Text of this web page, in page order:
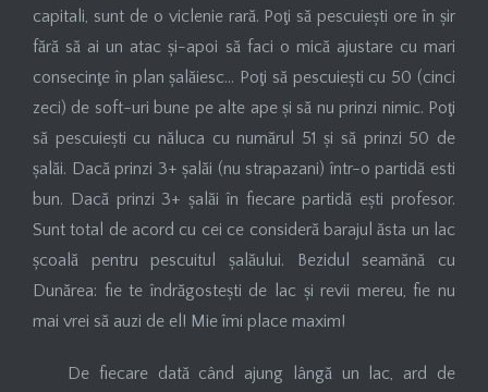
capitali, sunt de o viclenie rară. Poţi să pescuiești ore în șir
fără să ai un atac și-apoi să faci o mică ajustare cu mari
consecinţe în plan șalăiesc… Poţi să pescuiești cu 50 (cinci
zeci) de soft-uri bune pe alte ape și să nu prinzi nimic. Poţi
să pescuiești cu năluca cu numărul 51 și să prinzi 50 de
șalăi. Dacă prinzi 3+ șalăi (nu strapazani) într-o partidă esti
bun. Dacă prinzi 3+ șalăi în fiecare partidă ești profesor.
Sunt total de acord cu cei ce consideră barajul ăsta un lac
școală pentru pescuitul șalăului. Bezidul seamănă cu
Dunărea: fie te îndrăgostești de lac și revii mereu, fie nu
mai vrei să auzi de el! Mie îmi place maxim!
De fiecare dată când ajung lângă un lac, ard de